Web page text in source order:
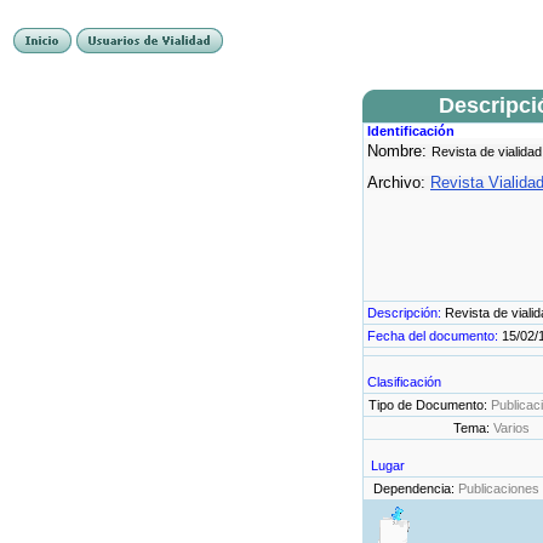
Identificación
Nombre: Revista de
Archivo: Revista
Descripción: Revista de
Fecha del documento: 15/02/
Clasificación
Tipo de Documento:
Tema: Varios
Lugar
Dependencia: Publicaciones